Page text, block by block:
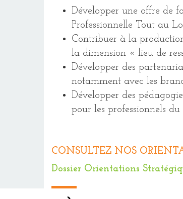
Développer une offre de
Professionnelle Tout au
Contribuer à la
la dimension « lieu de
Développer des
notamment avec les
Développer des
pour les professionnels du
CONSULTEZ NOS
Dossier Orientations